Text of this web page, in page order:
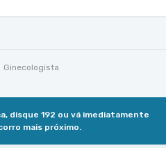
Ginecologista
disque 192 ou vá imediatamente
mais próximo.